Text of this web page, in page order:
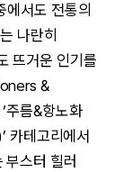
서도 전통의
나란히
뜨거운 인기를
&
주름&항노화
테고리에서
부스터 힐러